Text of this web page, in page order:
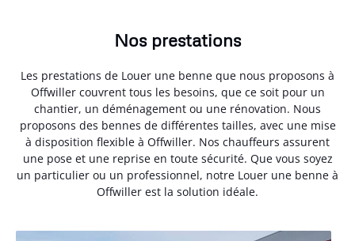
Nos prestations
Les prestations de Louer une benne que nous proposons à
Offwiller couvrent tous les besoins, que ce soit pour un
chantier, un déménagement ou une rénovation. Nous
proposons des bennes de différentes tailles, avec une mise
à disposition flexible à Offwiller. Nos chauffeurs assurent
une pose et une reprise en toute sécurité. Que vous soyez
un particulier ou un professionnel, notre Louer une benne à
Offwiller est la solution idéale.